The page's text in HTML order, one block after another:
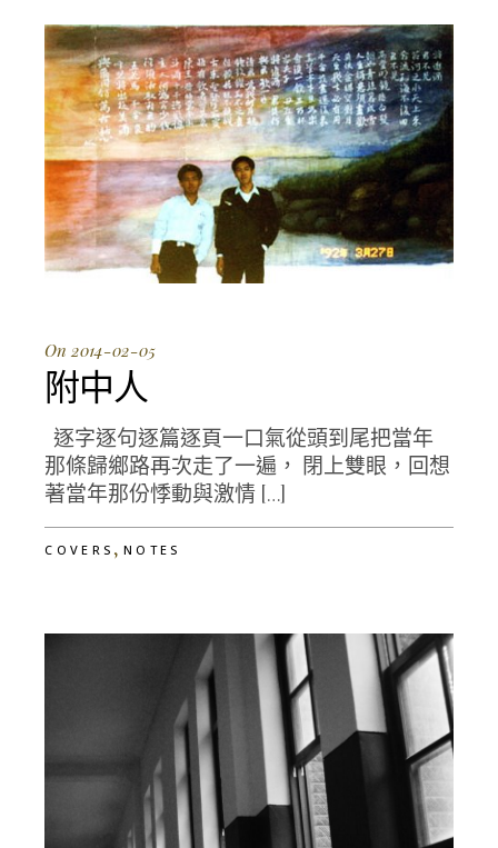
On 2014-02-05
附中人
逐字逐句逐篇逐頁一口氣從頭到尾把當年
那條歸鄉路再次走了一遍， 閉上雙眼，回想
著當年那份悸動與激情 […]
COVERS ,NOTES